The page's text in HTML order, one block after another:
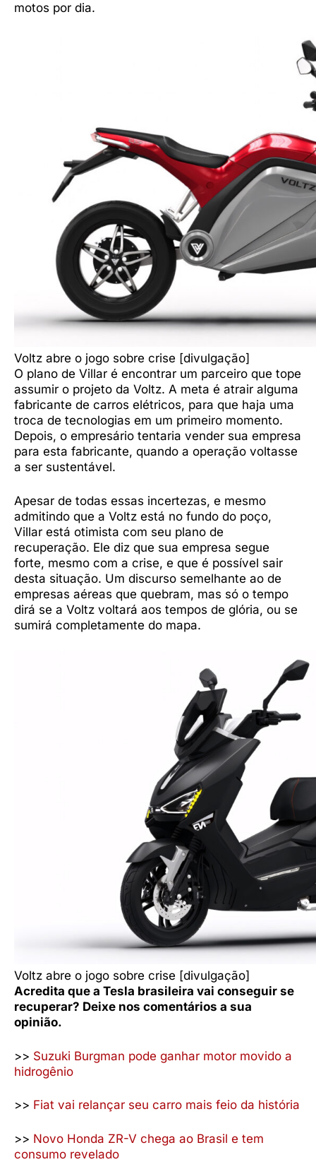
motos por dia.
Voltz abre o jogo sobre crise [divulgação]
O plano de Villar é encontrar um parceiro que tope
assumir o projeto da Voltz. A meta é atrair alguma
fabricante de carros elétricos, para que haja uma
troca de tecnologias em um primeiro momento.
Depois, o empresário tentaria vender sua empresa
para esta fabricante, quando a operação voltasse
a ser sustentável.
Apesar de todas essas incertezas, e mesmo
admitindo que a Voltz está no fundo do poço,
Villar está otimista com seu plano de
recuperação. Ele diz que sua empresa segue
forte, mesmo com a crise, e que é possível sair
desta situação. Um discurso semelhante ao de
empresas aéreas que quebram, mas só o tempo
dirá se a Voltz voltará aos tempos de glória, ou se
sumirá completamente do mapa.
Voltz abre o jogo sobre crise [divulgação]
Acredita que a Tesla brasileira vai conseguir se
recuperar? Deixe nos comentários a sua
opinião.
>> Suzuki Burgman pode ganhar motor movido a
hidrogênio
>> Fiat vai relançar seu carro mais feio da história
>> Novo Honda ZR-V chega ao Brasil e tem
consumo revelado